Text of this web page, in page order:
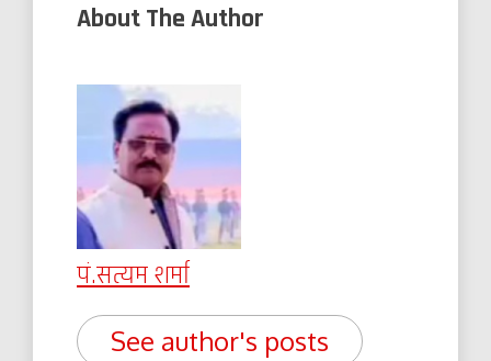
About The Author
पं.सत्यम शर्मा
See author's posts